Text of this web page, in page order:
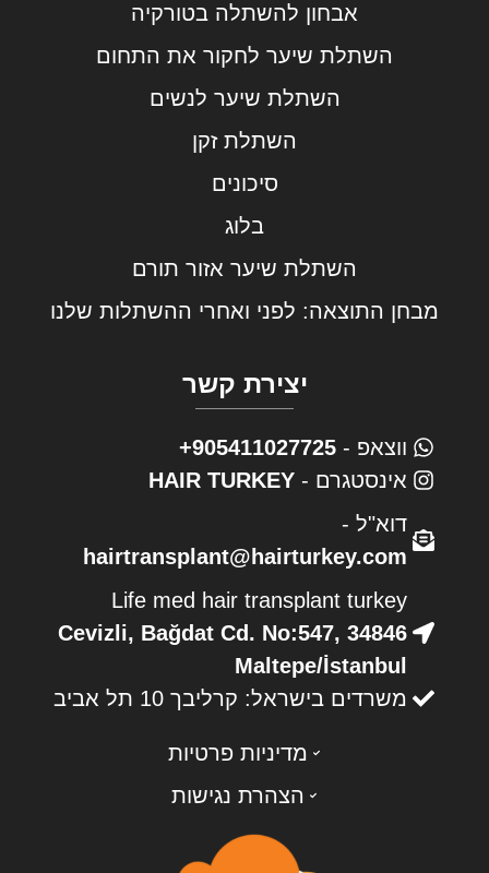
אבחון להשתלה בטורקיה
השתלת שיער לחקור את התחום
השתלת שיער לנשים
השתלת זקן
סיכונים
בלוג
השתלת שיער אזור תורם
מבחן התוצאה: לפני ואחרי ההשתלות שלנו
יצירת קשר
ווצאפ - 905411027725+
אינסטגרם - HAIR TURKEY
דוא"ל -
hairtransplant@hairturkey.com
Life med hair transplant turkey
Cevizli, Bağdat Cd. No:547, 34846
Maltepe/İstanbul
משרדים בישראל: קרליבך 10 תל אביב
מדיניות פרטיות
הצהרת נגישות